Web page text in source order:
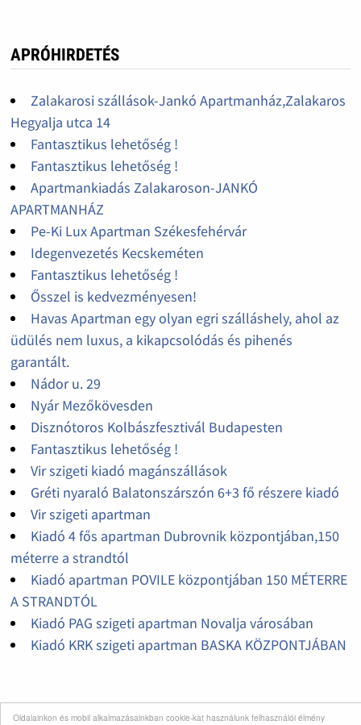
Oldalainkon és mobil alkalmazásainkban cookie-kat használunk felhasználói élmény
APRÓHIRDETÉS
Zalakarosi szállások-Jankó Apartmanház,Zalakaros
Hegyalja utca 14
Fantasztikus lehetőség !
Fantasztikus lehetőség !
Apartmankiadás Zalakaroson-JANKÓ
APARTMANHÁZ
Pe-Ki Lux Apartman Székesfehérvár
Idegenvezetés Kecskeméten
Fantasztikus lehetőség !
Ősszel is kedvezményesen!
Havas Apartman egy olyan egri szálláshely, ahol az
üdülés nem luxus, a kikapcsolódás és pihenés
garantált.
Nádor u. 29
Nyár Mezőkövesden
Disznótoros Kolbászfesztivál Budapesten
Fantasztikus lehetőség !
Vir szigeti kiadó magánszállások
Gréti nyaraló Balatonszárszón 6+3 fő részere kiadó
Vir szigeti apartman
Kiadó 4 fős apartman Dubrovnik központjában,150
méterre a strandtól
Kiadó apartman POVILE központjában 150 MÉTERRE
A STRANDTÓL
Kiadó PAG szigeti apartman Novalja városában
Kiadó KRK szigeti apartman BASKA KÖZPONTJÁBAN